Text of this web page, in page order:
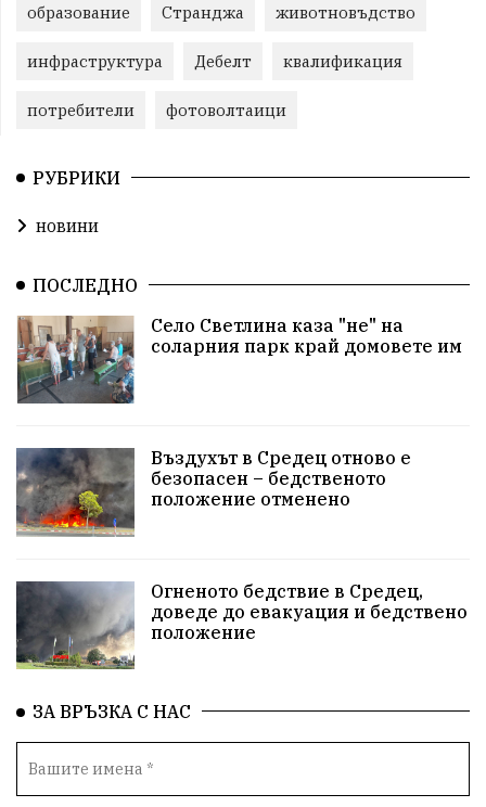
образование Странджа животновъдство
инфраструктура Дебелт квалификация
потребители фотоволтаици
РУБРИКИ
новини
ПОСЛЕДНО
Село Светлина каза "не" на
соларния парк край домовете им
Въздухът в Средец отново е
безопасен – бедственото
положение отменено
Огненото бедствие в Средец,
доведе до евакуация и бедствено
положение
ЗА ВРЪЗКА С НАС